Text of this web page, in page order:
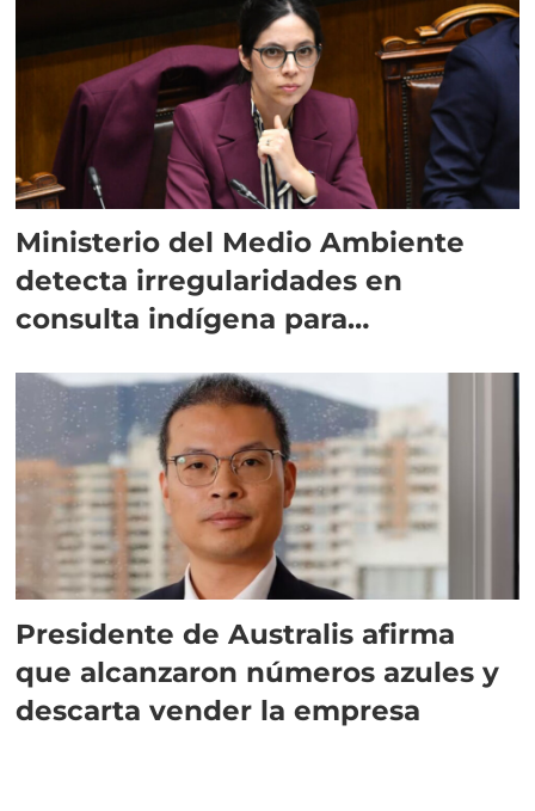
Ministerio del Medio Ambiente
detecta irregularidades en
consulta indígena para
Presidente de Australis afirma
que alcanzaron números azules y
descarta vender la empresa